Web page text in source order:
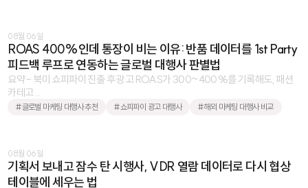
08월 06일
ROAS 400%인데 통장이 비는 이유: 반품 데이터를 1st Party
피드백 루프로 연동하는 글로벌 대행사 판별법
요약 - 북미 쇼피파이 진출 후 광고 ROAS가 300~400%를 기록해도, 패션
카테고 ...
#글로벌 마케팅 대행사 추천 #쇼피파이 광고 대행사 #해외 마케팅 대행사 비교
08월 06일
기획서 보내고 잠수 탄 시행사, VDR 열람 데이터로 다시 협상
테이블에 세우는 법